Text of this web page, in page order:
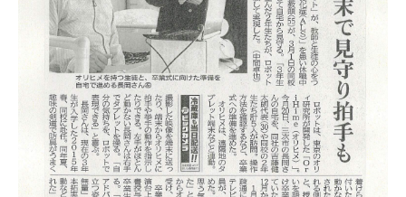
アクセス
ヒストリー